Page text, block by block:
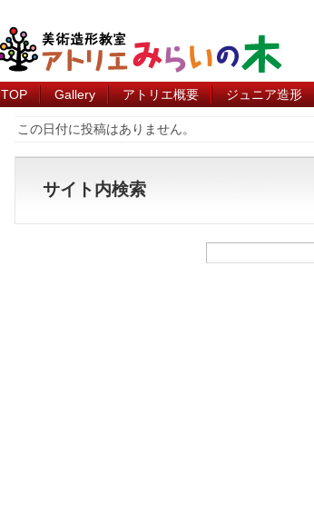
TOP Gallery アトリエ概要 ジュニア造形
この日付に投稿はありません。
サイト内検索